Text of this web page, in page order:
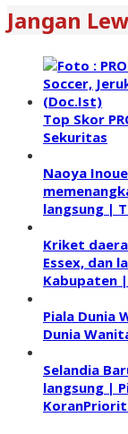
Jangan
Top Skor
Sekuritas
Naoya
langsung |
Kriket
Essex, dan
Kabupaten
Piala Dunia
Dunia
Selandia
langsung |